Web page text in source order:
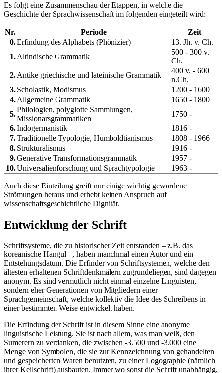
Es folgt eine Zusammenschau der Etappen, in welche die
Geschichte der Sprachwissenschaft im folgenden eingeteilt wird:
Nr. Periode
Zeit
0.Erfindung des Alphabets (Phönizier)
13. Jh. v. Ch.
1.Altindische Grammatik
500 - 300 v.
Ch.
2.Antike griechische und lateinische Grammatik
400 v. - 600
n.Ch.
3.Scholastik, Modismus
1200 - 1600
4.Allgemeine Grammatik
1650 - 1800
5.
Philologien, polyglotte Sammlungen,
Missionarsgrammatiken
1750 -
6.Indogermanistik
1816 -
7.Traditionelle Typologie, Humboldtianismus
1808 - 1966
8.Strukturalismus
1916 -
9.Generative Transformationsgrammatik
1957 -
10.Universalienforschung und Sprachtypologie 1963 -
Auch diese Einteilung greift nur einige wichtig gewordene
Strömungen heraus und erhebt keinen Anspruch auf
wissenschaftsgeschichtliche Dignität.
Entwicklung der Schrift
Schriftsysteme, die zu historischer Zeit entstanden – z.B. das
koreanische Hangul –, haben manchmal einen Autor und ein
Entstehungsdatum. Die Erfinder von Schriftsystemen, welche den
ältesten erhaltenen Schriftdenkmälern zugrundeliegen, sind dagegen
anonym. Es sind vermutlich nicht einmal einzelne Linguisten,
sondern eher Generationen von Mitgliedern einer
Sprachgemeinschaft, welche kollektiv die Idee des Schreibens in
einer bestimmten Weise entwickelt haben.
Die Erfindung der Schrift ist in diesem Sinne eine anonyme
linguistische Leistung. Sie ist nach allem, was man weiß, den
Sumerern zu verdanken, die zwischen -3.500 und -3.000 eine
Menge von Symbolen, die sie zur Kennzeichnung von gehandelten
und gespeicherten Waren benutzten, zu einerLogographie (nämlich
ihrer Keilschrift) ausbauten. Immer wo sonst die Schrift unabhängig,